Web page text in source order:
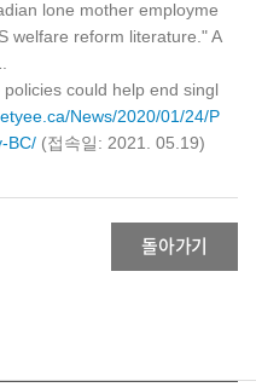
lone mother employme
welfare reform literature." A
could help end singl
News/2020/01/24/P
BC/ (접속일: 2021. 05.19)
돌아가기